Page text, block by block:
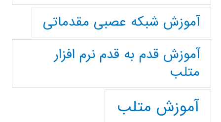
آموزش شبکه عصبی مقدماتی
آموزش قدم به قدم نرم افزار
متلب
آموزش متلب